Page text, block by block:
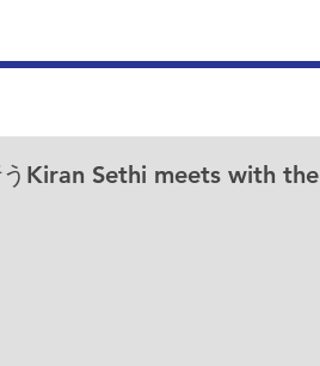
Kiran Sethi meets with the